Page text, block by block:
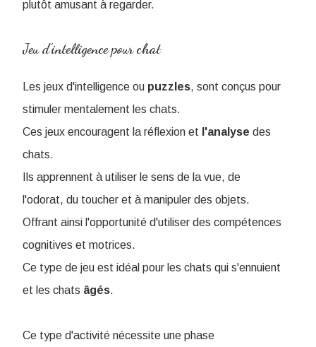
plutôt amusant à regarder.
Jeu d'intelligence pour chat
Les jeux d'intelligence ou puzzles, sont conçus pour
stimuler mentalement les chats.
Ces jeux encouragent la réflexion et l'analyse des
chats.
Ils apprennent à utiliser le sens de la vue, de
l'odorat, du toucher et à manipuler des objets.
Offrant ainsi l'opportunité d'utiliser des compétences
cognitives et motrices.
Ce type de jeu est idéal pour les chats qui s'ennuient
et les chats âgés.
Ce type d'activité nécessite une phase